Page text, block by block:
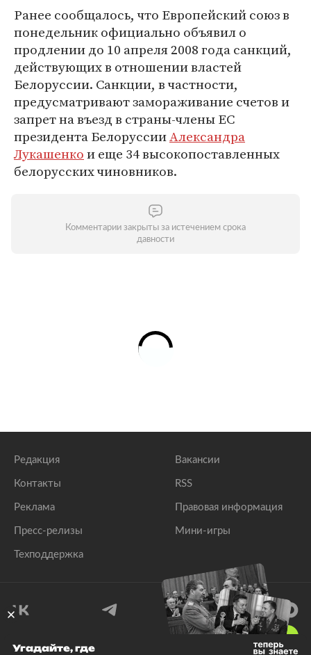
Ранее сообщалось, что Европейский союз в
понедельник официально объявил о
продлении до 10 апреля 2008 года санкций,
действующих в отношении властей
Белоруссии. Санкции, в частности,
предусматривают замораживание счетов и
запрет на въезд в страны-члены ЕС
президента БелоруссииАлександра
Лукашенкои еще 34 высокопоставленных
белорусских чиновников.
Комментарии закрыты за истечением срока
давности
Редакция
Контакты
Реклама
Пресс-релизы
Техподдержка
Вакансии
RSS
Правовая информация
Мини-игры
Угадайте, где